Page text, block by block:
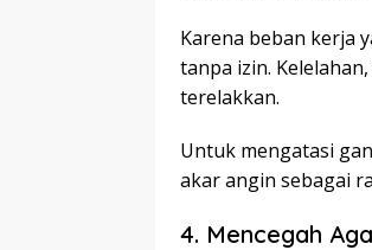
Karena beban kerja
tanpa izin.
terelakkan.
Untuk mengatasi
akar angin sebagai
4. Mencegah